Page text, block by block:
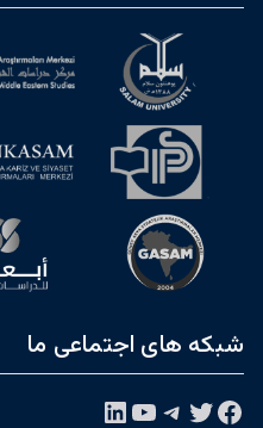
شبکه های اجتماعی ما
فیس‌بوکتوییتر تلگرام یوتیوبلینکداین